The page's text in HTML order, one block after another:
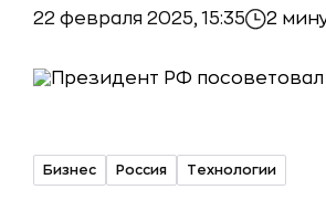
22 февраля 2025, 15:35 2
Бизнес Россия Технологии